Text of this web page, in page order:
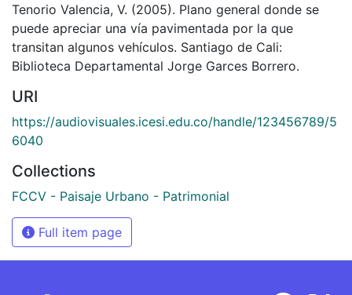
Tenorio Valencia, V. (2005). Plano general donde se
puede apreciar una vía pavimentada por la que
transitan algunos vehículos. Santiago de Cali:
Biblioteca Departamental Jorge Garces Borrero.
URI
https://audiovisuales.icesi.edu.co/handle/123456789/5
6040
Collections
FCCV - Paisaje Urbano - Patrimonial
Full item page